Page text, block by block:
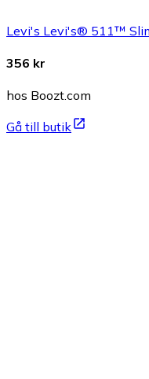
Levi's Levi's® 511™
356 kr
hos Boozt.com
Gå till butik